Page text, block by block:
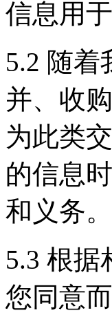
信息用
5.2 随
并、收
为此类
的信息
和义务。
5.3 根
您同意